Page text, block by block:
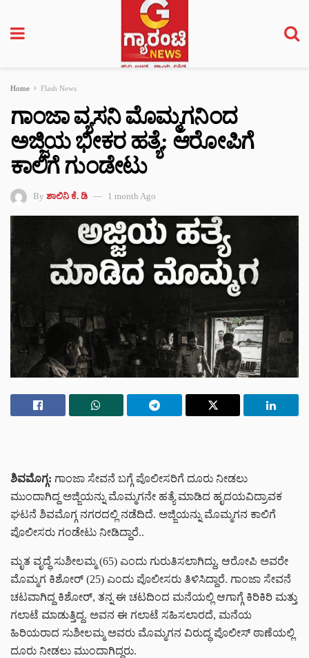
Home Flash News
ಗಾಂಜಾ ವ್ಯಸನಿ ಮೊಮ್ಮಗನಿಂದ
ಅಜ್ಜಿಯ ಭೀಕರ ಹತ್ಯೆ: ಆರೋಪಿಗೆ
ಕಾಲಿಗೆ ಗುಂಡೇಟು
By ಶಾಲಿನಿ ಕೆ. ಡಿ 1 month Ago
ಶಿವಮೊಗ್ಗ: ಗಾಂಜಾ ಸೇವನೆ ಬಗ್ಗೆ ಪೊಲೀಸರಿಗೆ ದೂರು ನೀಡಲು
ಮುಂದಾಗಿದ್ದ ಅಜ್ಜಿಯನ್ನು ಮೊಮ್ಮಗನೇ ಹತ್ಯೆ ಮಾಡಿದ ಹೃದಯವಿದ್ರಾವಕ
ಘಟನೆ ಶಿವಮೊಗ್ಗ ನಗರದಲ್ಲಿ ನಡೆದಿದೆ. ಅಜ್ಜಿಯನ್ನು ಮೊಮ್ಮಗನ ಕಾಲಿಗೆ
ಪೊಲೀಸರು ಗಂಡೇಟು ನೀಡಿದ್ದಾರೆ..
ಮೃತ ವೃದ್ಧೆ ಸುಶೀಲಮ್ಮ (65) ಎಂದು ಗುರುತಿಸಲಾಗಿದ್ದು, ಆರೋಪಿ ಅವರೇ
ಮೊಮ್ಮಗ ಕಿಶೋರ್ (25) ಎಂದು ಪೊಲೀಸರು ತಿಳಿಸಿದ್ದಾರೆ. ಗಾಂಜಾ ಸೇವನೆ
ಚಟವಾಗಿದ್ದ ಕಿಶೋರ್, ತನ್ನ ಈ ಚಟದಿಂದ ಮನೆಯಲ್ಲಿ ಆಗಾಗ್ಗೆ ಕಿರಿಕಿರಿ ಮತ್ತು
ಗಲಾಟೆ ಮಾಡುತ್ತಿದ್ದ. ಅವನ ಈ ಗಲಾಟೆ ಸಹಿಸಲಾರದೆ, ಮನೆಯ
ಹಿರಿಯರಾದ ಸುಶೀಲಮ್ಮ ಅವರು ಮೊಮ್ಮಗನ ವಿರುದ್ಧ ಪೊಲೀಸ್ ಠಾಣೆಯಲ್ಲಿ
ದೂರು ನೀಡಲು ಮುಂದಾಗಿದ್ದರು.